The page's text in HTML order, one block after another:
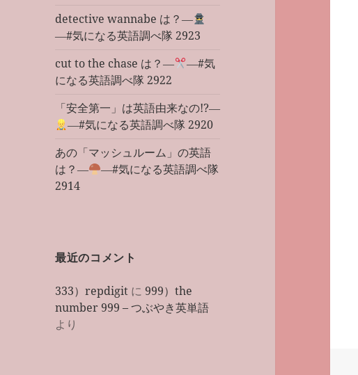
detective wannabe は？―
―#気になる英語調べ隊 2923
cut to the chase は？―
―#気
になる英語調べ隊 2922
「安全第一」は英語由来なの!?―
―#気になる英語調べ隊 2920
あの「マッシュルーム」の英語
は？―
―#気になる英語調べ隊
2914
最近のコメント
333）repdigit に999）the
number 999 – つぶやき英単語
より